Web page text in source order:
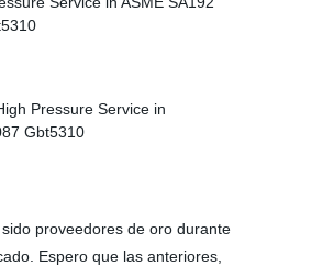
proveedores de oro durante
Espero que las anteriores,